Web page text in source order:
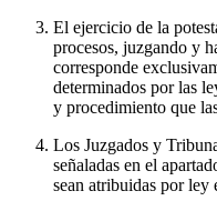
El ejercicio de la
procesos, juzgando y
corresponde
determinados por las
y procedimiento que
Los Juzgados y
señaladas en el
sean atribuidas por ley